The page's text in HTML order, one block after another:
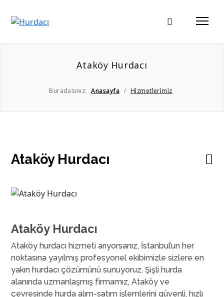
Ataköy Hurdacı
Buradasınız: Anasayfa / Hi̇zmetleri̇mi̇z
Ataköy Hurdacı
Ataköy Hurdacı
Ataköy hurdacı hizmeti arıyorsanız, İstanbul’un her
noktasına yayılmış profesyonel ekibimizle sizlere en
yakın hurdacı çözümünü sunuyoruz. Şişli hurda
alanında uzmanlaşmış firmamız, Ataköy ve
çevresinde hurda alım-satım işlemlerini güvenli, hızlı